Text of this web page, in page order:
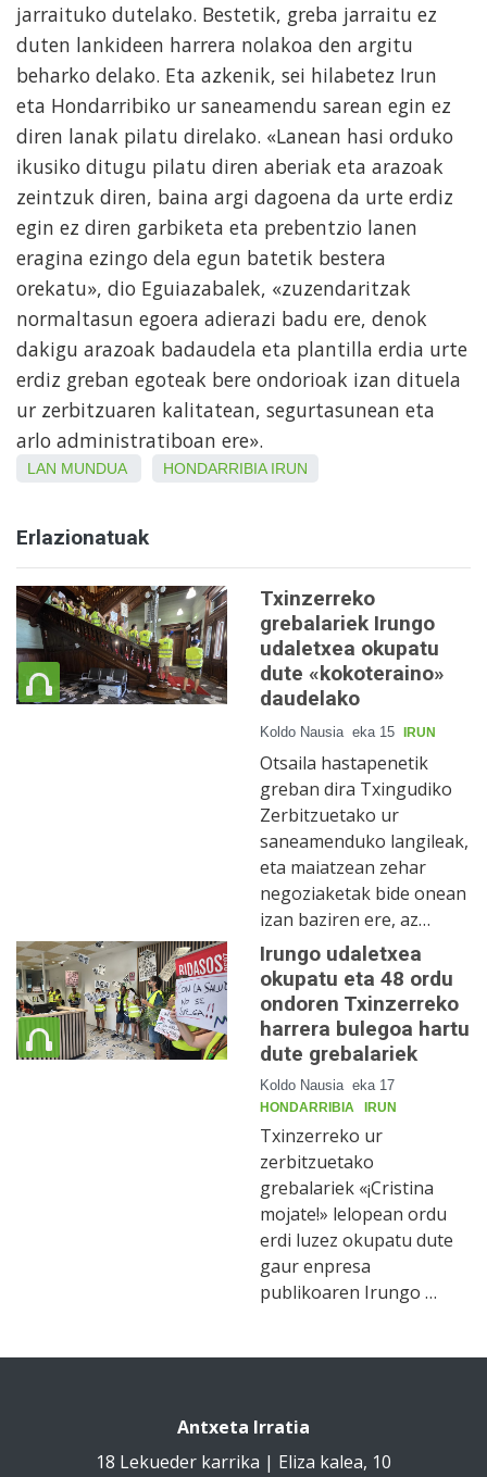
jarraituko dutelako. Bestetik, greba jarraitu ez
duten lankideen harrera nolakoa den argitu
beharko delako. Eta azkenik, sei hilabetez Irun
eta Hondarribiko ur saneamendu sarean egin ez
diren lanak pilatu direlako. «Lanean hasi orduko
ikusiko ditugu pilatu diren aberiak eta arazoak
zeintzuk diren, baina argi dagoena da urte erdiz
egin ez diren garbiketa eta prebentzio lanen
eragina ezingo dela egun batetik bestera
orekatu», dio Eguiazabalek, «zuzendaritzak
normaltasun egoera adierazi badu ere, denok
dakigu arazoak badaudela eta plantilla erdia urte
erdiz greban egoteak bere ondorioak izan dituela
ur zerbitzuaren kalitatean, segurtasunean eta
arlo administratiboan ere».
LAN MUNDUA HONDARRIBIA IRUN
Erlazionatuak
Txinzerreko
grebalariek Irungo
udaletxea okupatu
dute «kokoteraino»
daudelako
Koldo Nausia eka 15 IRUN
Otsaila hastapenetik
greban dira Txingudiko
Zerbitzuetako ur
saneamenduko langileak,
eta maiatzean zehar
negoziaketak bide onean
izan baziren ere, az…
Irungo udaletxea
okupatu eta 48 ordu
ondoren Txinzerreko
harrera bulegoa hartu
dute grebalariek
Koldo Nausia eka 17
HONDARRIBIA IRUN
Txinzerreko ur
zerbitzuetako
grebalariek «¡Cristina
mojate!» lelopean ordu
erdi luzez okupatu dute
gaur enpresa
publikoaren Irungo …
Antxeta Irratia
18 Lekueder karrika | Eliza kalea, 10